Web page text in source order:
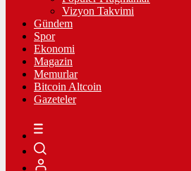
Vizyon Takvimi
Gündem
Spor
Ekonomi
Magazin
Memurlar
Bitcoin Altcoin
Gazeteler